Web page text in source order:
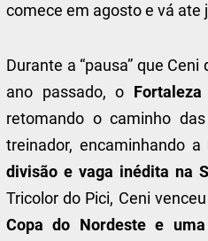
comece em agosto e vá ate
Durante a “pausa” que
ano passado, o
retomando o caminho
treinador, encaminhando a
divisão e vaga inédita na
Tricolor do Pici, Ceni
Copa do Nordeste e